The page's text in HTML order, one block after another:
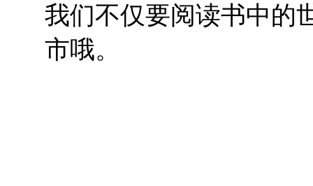
我们不仅要阅读书中的
市哦。